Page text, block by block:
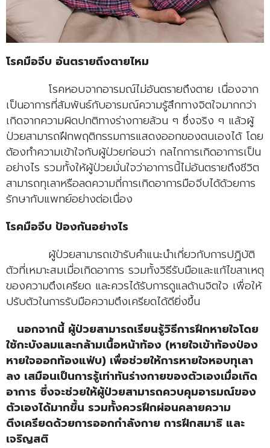
โรคมือจีบ อันตรายถึงตายไหม
โรคหอบจากอารมณ์ไม่อันตรายถึงตาย เนื่องจาก
เป็นอาการที่สัมพันธ์กับอารมณ์ความรู้สึกทางจิตใจมากกว่า
เกิดจากความผิดปกติทางร่างกายล้วน ๆ ซึ่งจริง ๆ แล้วผู้
ป่วยสามารถฝึกพฤติกรรมการแสดงออกของตนเองได้ โดย
ต้องทำความเข้าใจกับผู้ป่วยก่อนว่า กลไกการเกิดอาการเป็น
อย่างไร รวมทั้งให้ผู้ป่วยมั่นใจว่าอาการนี้ไม่อันตรายถึงชีวิต
สามารถทุเลาหรือลดความถี่การเกิดอาการมือจีบได้ด้วยการ
รักษากับแพทย์อย่างต่อเนื่อง
โรคมือจีบ ป้องกันอย่างไร
ผู้ป่วยสามารถเข้ารับคำแนะนำเกี่ยวกับการปฏิบัติ
ตัวที่เหมาะสมเมื่อเกิดอาการ รวมทั้งวิธีรับมือและแก้ไขสาเหตุ
ของความตึงเครียด และควรได้รับการดูแลด้านจิตใจ เพื่อให้
ปรับตัวในการรับมือความตึงเครียดได้ดียิ่งขึ้น
นอกจากนี้ ผู้ป่วยสามารถเรียนรู้วิธีการฝึกหายใจโดย
ใช้กะบังลมและกล้ามเนื้อหน้าท้อง (หายใจเข้าท้องป่อง
หายใจออกท้องแฟ่บ) เพื่อช่วยให้การหายใจหอบทุเลา
ลง เสมือนเป็นการรู้เท่าทันร่างกายของตัวเองเมื่อเกิด
อาการ ซึ่งจะช่วยให้ผู้ป่วยสามารถควบคุมอารมณ์ของ
ตัวเองได้มากขึ้น รวมทั้งควรฝึกผ่อนคลายความ
ตึงเครียดด้วยการออกกำลังกาย การฝึกสมาธิ และ
เจริญสติ